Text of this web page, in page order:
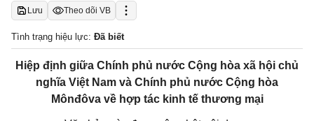
Lưu Theo dõi VB
Tình trạng hiệu lực: Đã biết
Hiệp định giữa Chính phủ nước Cộng hòa xã hội chủ
nghĩa Việt Nam và Chính phủ nước Cộng hòa
Mônđôva về hợp tác kinh tế thương mại